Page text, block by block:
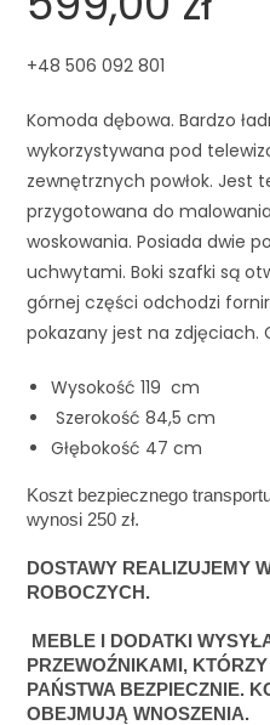
+48 506 092 801
Komoda dębowa. Bardzo
wykorzystywana pod
zewnętrznych powłok. Jest
przygotowana do
woskowania. Posiada dwie
uchwytami. Boki szafki są
górnej części odchodzi
pokazany jest na zdjęciach.
Wysokość 119 cm
Szerokość 84,5 cm
Głębokość 47 cm
Koszt bezpiecznego
wynosi 250 zł.
DOSTAWY REALIZUJEMY
ROBOCZYCH.
MEBLE I DODATKI
PRZEWOŹNIKAMI,
PAŃSTWA BEZPIECZNIE.
OBEJMUJĄ WNOSZENIA.